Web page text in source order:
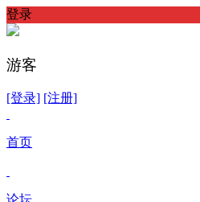
登录
游客
[登录] [注册]
首页